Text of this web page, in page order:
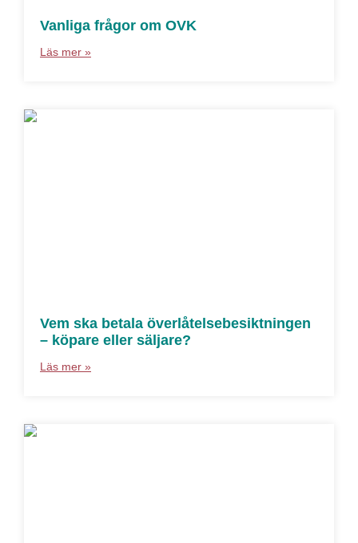
Vanliga frågor om OVK
Läs mer »
Vem ska betala överlåtelsebesiktningen
– köpare eller säljare?
Läs mer »